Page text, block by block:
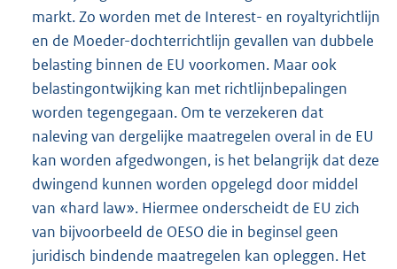
markt. Zo worden met de Interest- en royaltyrichtlijn
en de Moeder-dochterrichtlijn gevallen van dubbele
belasting binnen de EU voorkomen. Maar ook
belastingontwijking kan met richtlijnbepalingen
worden tegengegaan. Om te verzekeren dat
naleving van dergelijke maatregelen overal in de EU
kan worden afgedwongen, is het belangrijk dat deze
dwingend kunnen worden opgelegd door middel
van «hard law». Hiermee onderscheidt de EU zich
van bijvoorbeeld de OESO die in beginsel geen
juridisch bindende maatregelen kan opleggen. Het